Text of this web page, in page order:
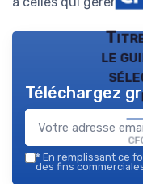
le
Téléchargez
* En remplissant ce
des fins